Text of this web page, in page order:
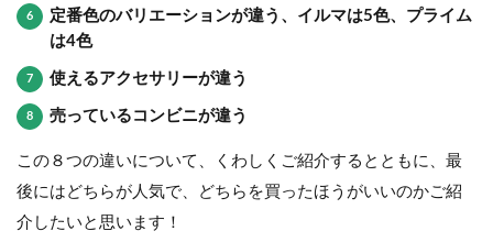
定番色のバリエーションが違う、イルマは5色、プライム
は4色
使えるアクセサリーが違う
売っているコンビニが違う
この８つの違いについて、くわしくご紹介するとともに、最
後にはどちらが人気で、どちらを買ったほうがいいのかご紹
介したいと思います！